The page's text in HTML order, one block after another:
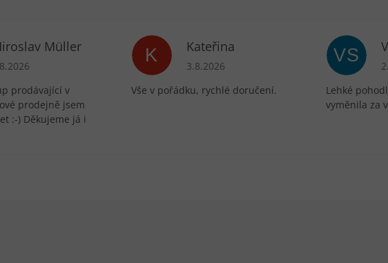
Müller
obchodu je 5 z 5 hvězdiček.
prodávající v
prodejně jsem
:-) Děkujeme já i
K Kateřina
Hodnocení obchodu je 5 z 5 hvězdiček.
3.8.2026
Vše v pořádku, rychlé doručení.
VS
Lehké
vyměnila za